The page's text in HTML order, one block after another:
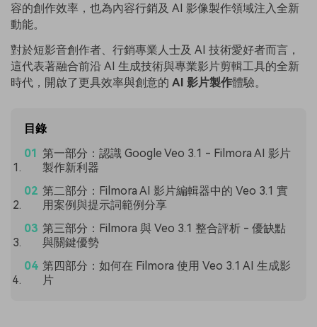
容的創作效率，也為內容行銷及 AI 影像製作領域注入全新
動能。
對於短影音創作者、行銷專業人士及 AI 技術愛好者而言，
這代表著融合前沿 AI 生成技術與專業影片剪輯工具的全新
時代，開啟了更具效率與創意的 AI 影片製作體驗。
目錄
第一部分：認識 Google Veo 3.1 - Filmora AI 影片
製作新利器
第二部分：Filmora AI 影片編輯器中的 Veo 3.1 實
用案例與提示詞範例分享
第三部分：Filmora 與 Veo 3.1 整合評析 - 優缺點
與關鍵優勢
第四部分：如何在 Filmora 使用 Veo 3.1 AI 生成影
片